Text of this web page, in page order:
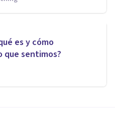
es y cómo
que sentimos?